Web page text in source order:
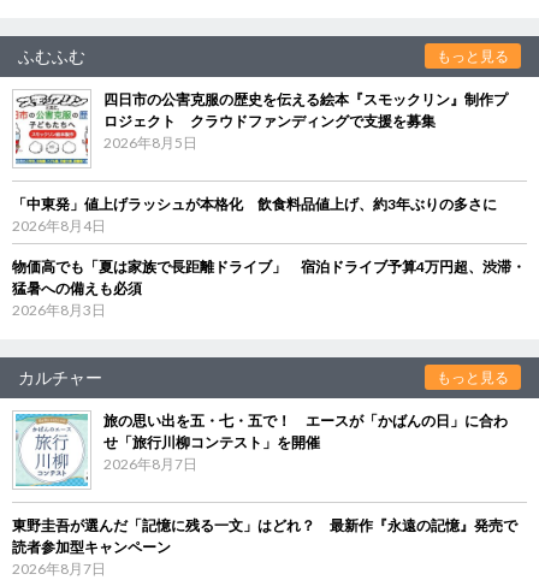
ふむふむ もっと見る
四日市の公害克服の歴史を伝える絵本『スモックリン』制作プ
ロジェクト クラウドファンディングで支援を募集
2026年8月5日
「中東発」値上げラッシュが本格化 飲食料品値上げ、約3年ぶりの多さに
2026年8月4日
物価高でも「夏は家族で長距離ドライブ」 宿泊ドライブ予算4万円超、渋滞・
猛暑への備えも必須
2026年8月3日
カルチャー もっと見る
旅の思い出を五・七・五で！ エースが「かばんの日」に合わ
せ「旅行川柳コンテスト」を開催
2026年8月7日
東野圭吾が選んだ「記憶に残る一文」はどれ？ 最新作『永遠の記憶』発売で
読者参加型キャンペーン
2026年8月7日